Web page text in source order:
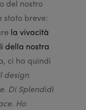
del nostro
stato breve:
la vivacità
della nostra
ci ha quindi
design
Di Splendidi
Ho